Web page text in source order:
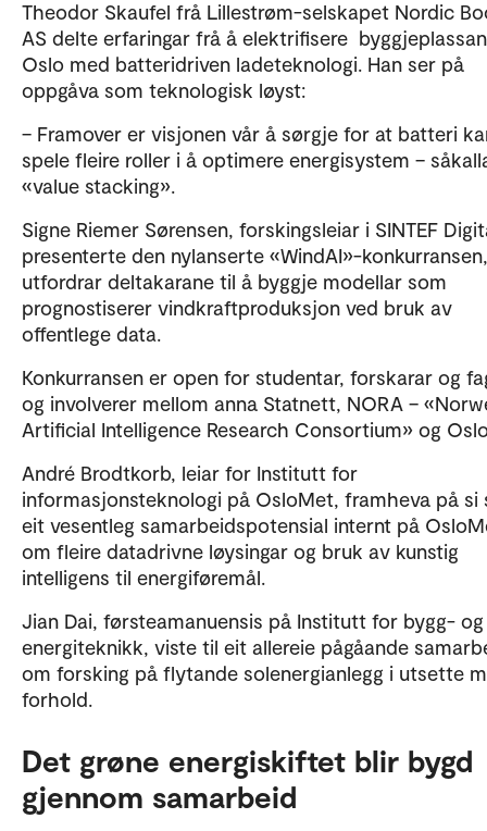
Theodor Skaufel frå Lillestrøm-selskapet Nordic
AS delte erfaringar frå å elektrifisere
Oslo med batteridriven ladeteknologi. Han ser på
oppgåva som teknologisk løyst:
– Framover er visjonen vår å sørgje for at batteri
spele fleire roller i å optimere energisystem –
«value stacking».
Signe Riemer Sørensen, forskingsleiar i SINTEF
presenterte den nylanserte «WindAI»-
utfordrar deltakarane til å byggje modellar som
prognostiserer vindkraftproduksjon ved bruk av
offentlege data.
Konkurransen er open for studentar, forskarar og
og involverer mellom anna Statnett, NORA –
Artificial Intelligence Research Consortium» og
André Brodtkorb, leiar for Institutt for
informasjonsteknologi på OsloMet, framheva på si
eit vesentleg samarbeidspotensial internt på
om fleire datadrivne løysingar og bruk av kunstig
intelligens til energiføremål.
Jian Dai, førsteamanuensis på Institutt for bygg- og
energiteknikk, viste til eit allereie pågåande
om forsking på flytande solenergianlegg i utsette
forhold.
Det grøne energiskiftet blir bygd
gjennom samarbeid